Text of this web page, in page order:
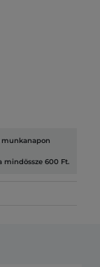
munkanapon
mindössze 600 Ft.